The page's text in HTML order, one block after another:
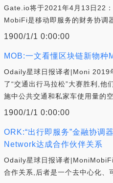
Gate.io将于2021年4月13日22
MobiFi是移动即服务的财务协调
1900/1/1 0:00:00
MOB:一文看懂区块链新物种
Odaily星球日报译者|Moni 2019
了“交通出行马拉松”大赛胜利,他
施中公共交通和私家车使用量的
1900/1/1 0:00:00
ORK:“出行即服务”金融协调
Network达成合作伙伴关系
Odaily星球日报译者
合作关系,后者是一个去中心化、